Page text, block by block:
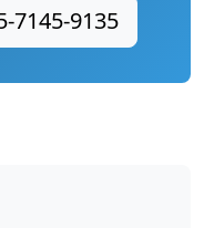
7145-9135